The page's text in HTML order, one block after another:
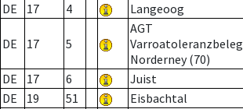
DE
17 4 Langeoog
DE 17 5
AGT
Norderney (70)
DE 17 6 Juist
DE
19 51 Eisbachtal